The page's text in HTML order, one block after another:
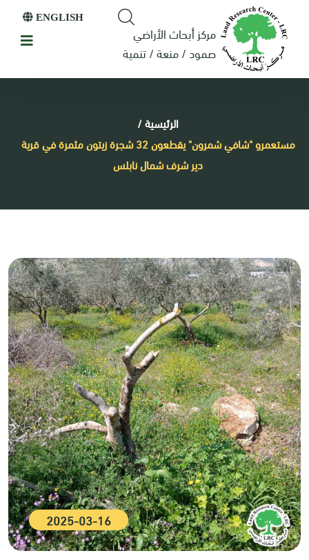
مركز أبحاث الأراضي
صمود / منعة / تنمية
ENGLISH
الرئيسية/
مستعمرو "شافي شمرون" يقطعون 32 شجرة زيتون مثمرة في قرية
دير شرف شمال نابلس
2025-03-16